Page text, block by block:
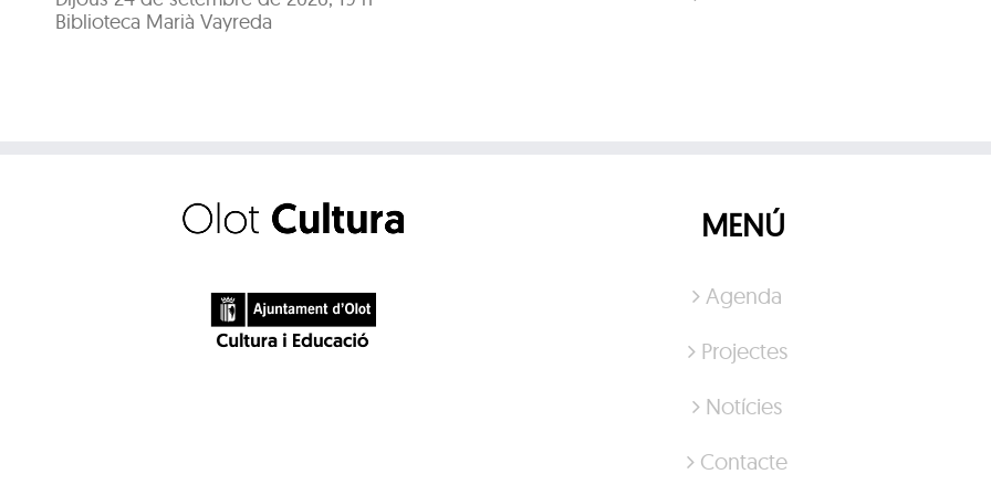
Biblioteca Marià Vayreda
MENÚ
Agenda
Projectes
Notícies
Contacte